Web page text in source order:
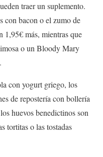
traer un suplemento.
con bacon o el zumo de
1,95€ más, mientras que
o un Bloody Mary
con yogurt griego, los
de repostería con bollería
huevos benedictinos son
tortitas o las tostadas